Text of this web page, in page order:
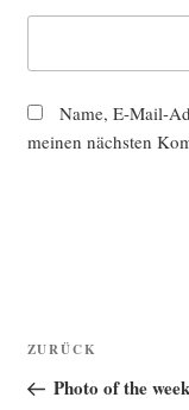
Name, E-Mail-
meinen nächsten
Vorheriger
Beitrag
ZURÜCK
Photo of the